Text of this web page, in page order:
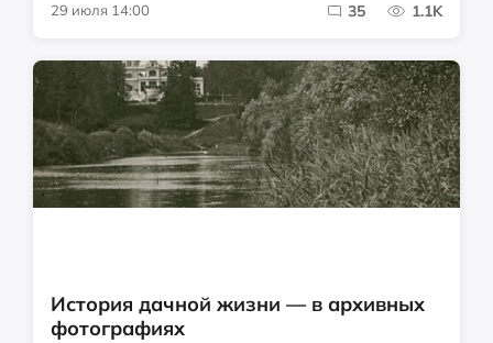
29 июля 14:00 35 1.1K
История дачной жизни — в архивных
фотографиях